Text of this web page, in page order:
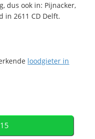
dus ook in: Pijnacker,
in 2611 CD Delft.
loodgieter in